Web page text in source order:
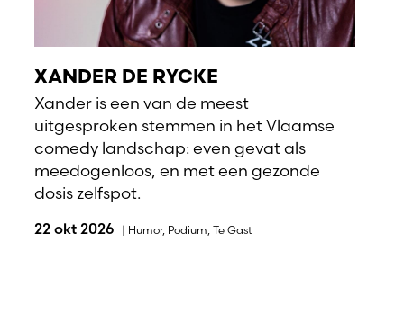
XANDER DE RYCKE
Xander is een van de meest
uitgesproken stemmen in het Vlaamse
comedy landschap: even gevat als
meedogenloos, en met een gezonde
dosis zelfspot.
22 okt 2026 | Humor, Podium Te Gast